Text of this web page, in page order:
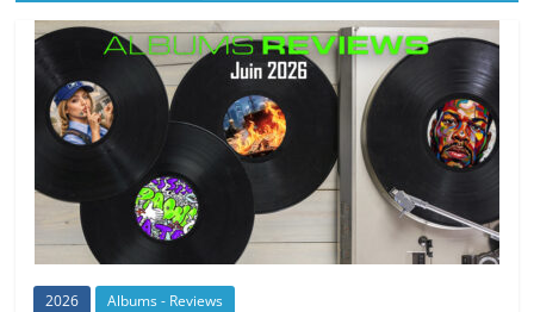
2026 Albums - Reviews